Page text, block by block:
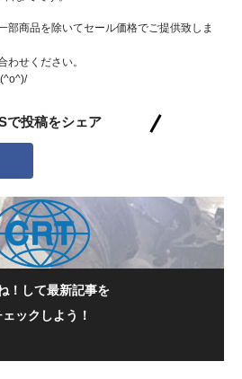
部商品を除いてセール価格でご提供致しま
わせください。
で投稿をシェア
！して最新記事を
ックしよう！